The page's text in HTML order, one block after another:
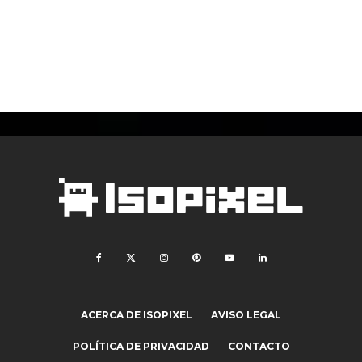
ACERCA DE ISOPIXEL AVISO LEGAL
POLÍTICA DE PRIVACIDAD CONTACTO